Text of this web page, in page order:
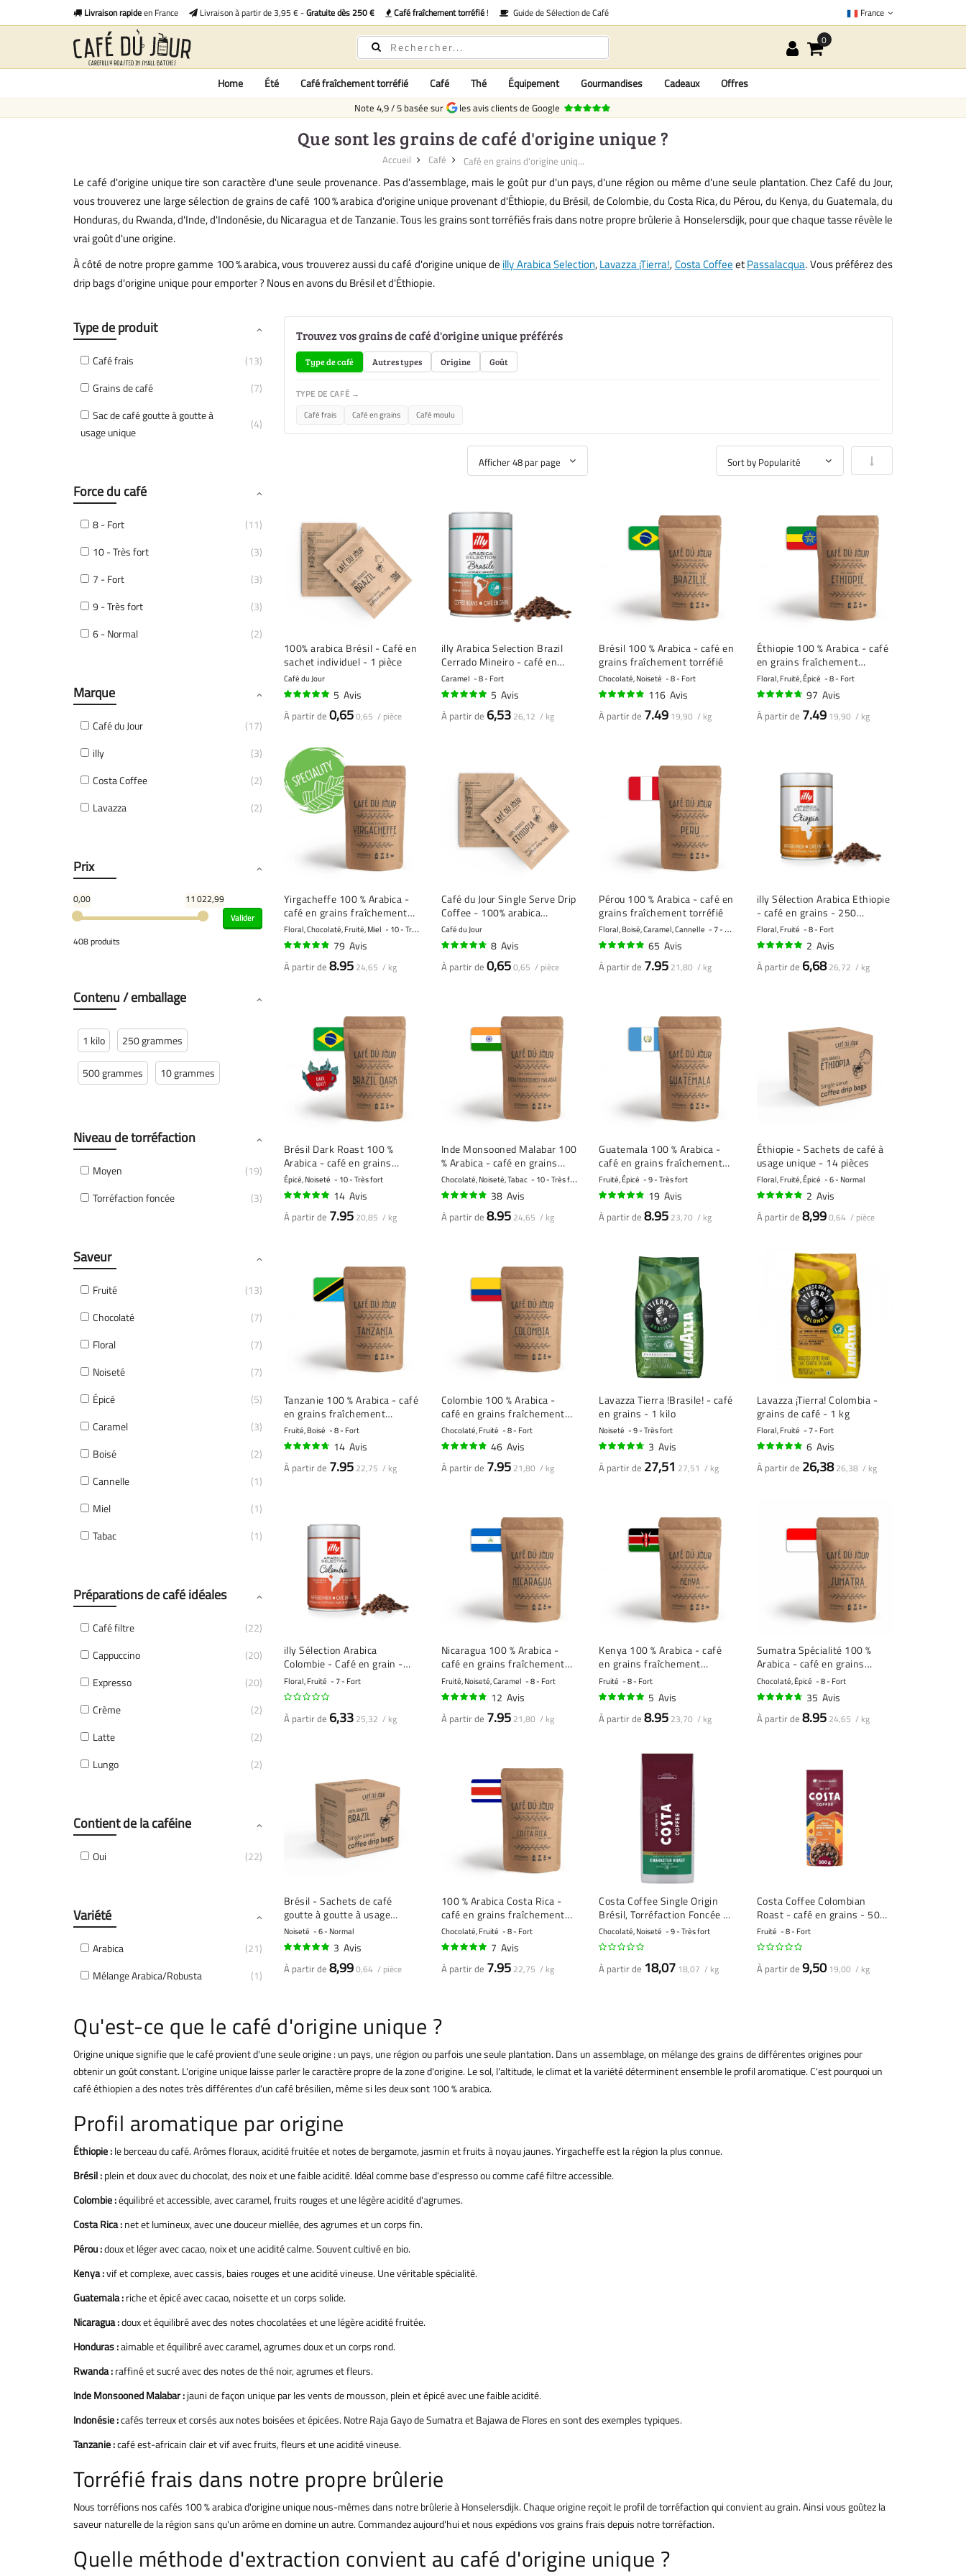
Livraison rapideen France Livraison à partir de 3,95 € -Gratuite dès 250 € Café fraîchement torréfié ! Guide de Sélection de Café France
Home Été Café fraîchement torréfié Café Thé Équipement Gourmandises Cadeaux Offres
Note 4,9/5 basée sur les avis clients de Google
Que sont les grains de café d'origine unique ?
Accueil Café Café en grains d'origine uniq...
Le café d'origine unique tire son caractère d'une seule provenance. Pas d'assemblage, mais le goût pur d'un pays, d'une région ou même d'une seule plantation. Chez Café du Jour,
vous trouverez une large sélection de grains de café 100 % arabica d'origine unique provenant d'Éthiopie, du Brésil, de Colombie, du Costa Rica, du Pérou, du Kenya, du Guatemala, du
Honduras, du Rwanda, d'Inde, d'Indonésie, du Nicaragua et de Tanzanie. Tous les grains sont torréfiés frais dans notre propre brûlerie à Honselersdijk, pour que chaque tasse révèle le
vrai goût d'une origine.
À côté de notre propre gamme 100 % arabica, vous trouverez aussi du café d'origine unique de illy Arabica Selection,Lavazza ¡Tierra!,Costa CoffeeetPassalacqua. Vous préférez des
drip bags d'origine unique pour emporter ? Nous en avons du Brésil et d'Éthiopie.
Trouvez vos grains de café d'origine unique préférés
Type de café Autres types Origine Goût
TYPE DE CAFÉ →
Café frais
Café en grains Café moulu
Par ordre croissant
100% arabica Brésil - Café en
sachet individuel - 1 pièce
Café du Jour
5 Avis
À partir de 0,650,65 / pièce
illy Arabica Selection Brazil
Cerrado Mineiro - café en
grains - 250 grammes
Caramel 8 - Fort
5 Avis
À partir de 6,53 26,12 / kg
Brésil 100 % Arabica - café en
grains fraîchement torréfié
Chocolaté, Noiseté 8 - Fort
116Avis
À partir de 7.49 19,90 / kg
Éthiopie 100 % Arabica - café
en grains fraîchement
torréfié
Floral, Fruité, Épicé 8 - Fort
97 Avis
À partir de 7.49 19,90 / kg
Yirgacheffe 100 % Arabica -
café en grains fraîchement
torréfié
Floral, Chocolaté, Fruité, Miel 10 - Très fort
79 Avis
À partir de 8.95 24,65 / kg
Café du Jour Single Serve Drip
Coffee - 100% arabica
ETHIOPIA - café filtre à
emporter !
Café du Jour
8 Avis
À partir de 0,650,65 / pièce
Pérou 100 % Arabica - café en
grains fraîchement torréfié
Floral, Boisé, Caramel, Cannelle 7 - Fort
65Avis
À partir de 7.95 21,80 / kg
illy Sélection Arabica Ethiopie
- café en grains - 250
grammes
Floral, Fruité 8 - Fort
2 Avis
À partir de 6,68 26,72 / kg
Brésil Dark Roast 100 %
Arabica - café en grains
fraîchement torréfié
Épicé, Noiseté 10 - Très fort
14 Avis
À partir de 7.95 20,85 / kg
Inde Monsooned Malabar 100
% Arabica - café en grains
fraîchement torréfié
Chocolaté, Noiseté, Tabac 10 - Très fort
38 Avis
À partir de 8.95 24,65 / kg
Guatemala 100 % Arabica -
café en grains fraîchement
torréfié
Fruité, Épicé 9 - Très fort
19Avis
À partir de 8.95 23,70 / kg
Éthiopie - Sachets de café à
usage unique - 14 pièces
Floral, Fruité, Épicé 6 - Normal
2 Avis
À partir de 8,990,64 / pièce
Tanzanie 100 % Arabica - café
en grains fraîchement
torréfié
Fruité, Boisé 8 - Fort
14 Avis
À partir de 7.95 22,75 / kg
Colombie 100 % Arabica -
café en grains fraîchement
torréfié
Chocolaté, Fruité 8 - Fort
46 Avis
À partir de 7.95 21,80 / kg
Lavazza Tierra !Brasile! - café
en grains - 1 kilo
Noiseté 9 - Très fort
3Avis
À partir de 27,51 27,51 / kg
Lavazza ¡Tierra! Colombia -
grains de café - 1 kg
Floral, Fruité 7 - Fort
6 Avis
À partir de 26,38 26,38 / kg
illy Sélection Arabica
Colombie - Café en grain -
250 grammes
Floral, Fruité 7 - Fort
À partir de 6,33 25,32 / kg
Nicaragua 100 % Arabica -
café en grains fraîchement
torréfié
Fruité, Noiseté, Caramel 8 - Fort
12 Avis
À partir de 7.95 21,80 / kg
Kenya 100 % Arabica - café
en grains fraîchement
torréfié
Fruité 8 - Fort
5Avis
À partir de 8.95 23,70 / kg
Sumatra Spécialité 100 %
Arabica - café en grains
fraîchement torréfié
Chocolaté, Épicé 8 - Fort
35 Avis
À partir de 8.95 24,65 / kg
Brésil - Sachets de café
goutte à goutte à usage
unique - 14 pièces
Noiseté 6 - Normal
3 Avis
À partir de 8,990,64 / pièce
100 % Arabica Costa Rica -
café en grains fraîchement
torréfié
Chocolaté, Fruité 8 - Fort
7 Avis
À partir de 7.95 22,75 / kg
Costa Coffee Single Origin
Brésil, Torréfaction Foncée -
Café en grains - 1 kilo
Chocolaté, Noiseté 9 - Très fort
À partir de 18,07 18,07 / kg
Costa Coffee Colombian
Roast - café en grains - 500
grammes
Fruité 8 - Fort
À partir de 9,50 19,00 / kg
Type de produit
Café frais
13
Grains de café
7
Sac de café goutte à goutte à
usage unique
4
Force du café
8 - Fort
11
10 - Très fort
3
7 - Fort
3
9 - Très fort
3
6 - Normal
2
Marque
Café du Jour
17
illy
3
Costa Coffee
2
Lavazza
2
Prix
0,00 11 022,99
Valider
408 produits
Contenu / emballage
1 kilo 250 grammes
500 grammes 10 grammes
Niveau de torréfaction
Moyen
19
Torréfaction foncée
3
Saveur
Fruité
13
Chocolaté
7
Floral
7
Noiseté
7
Épicé
5
Caramel
3
Boisé
2
Cannelle
1
Miel
1
Tabac
1
Préparations de café idéales
Café filtre
22
Cappuccino
20
Expresso
20
Crème
2
Latte
2
Lungo
2
Contient de la caféine
Oui 22
Variété
Arabica
21
Mélange Arabica/Robusta
1
Qu'est-ce que le café d'origine unique ?
Origine unique signifie que le café provient d'une seule origine : un pays, une région ou parfois une seule plantation. Dans un assemblage, on mélange des grains de différentes origines pour
obtenir un goût constant. L'origine unique laisse parler le caractère propre de la zone d'origine. Le sol, l'altitude, le climat et la variété déterminent ensemble le profil aromatique. C'est pourquoi un
café éthiopien a des notes très différentes d'un café brésilien, même si les deux sont 100 % arabica.
Profil aromatique par origine
Éthiopie :le berceau du café. Arômes floraux, acidité fruitée et notes de bergamote, jasmin et fruits à noyau jaunes. Yirgacheffe est la région la plus connue.
Brésil :plein et doux avec du chocolat, des noix et une faible acidité. Idéal comme base d'espresso ou comme café filtre accessible.
Colombie :équilibré et accessible, avec caramel, fruits rouges et une légère acidité d'agrumes.
Costa Rica :net et lumineux, avec une douceur miellée, des agrumes et un corps fin.
Pérou :doux et léger avec cacao, noix et une acidité calme. Souvent cultivé en bio.
Kenya :vif et complexe, avec cassis, baies rouges et une acidité vineuse. Une véritable spécialité.
Guatemala :riche et épicé avec cacao, noisette et un corps solide.
Nicaragua :doux et équilibré avec des notes chocolatées et une légère acidité fruitée.
Honduras :aimable et équilibré avec caramel, agrumes doux et un corps rond.
Rwanda :raffiné et sucré avec des notes de thé noir, agrumes et fleurs.
Inde Monsooned Malabar :jauni de façon unique par les vents de mousson, plein et épicé avec une faible acidité.
Indonésie :cafés terreux et corsés aux notes boisées et épicées. Notre Raja Gayo de Sumatra et Bajawa de Flores en sont des exemples typiques.
Tanzanie :café est-africain clair et vif avec fruits, fleurs et une acidité vineuse.
Torréfié frais dans notre propre brûlerie
Nous torréfions nos cafés 100 % arabica d'origine unique nous-mêmes dans notre brûlerie à Honselersdijk. Chaque origine reçoit le profil de torréfaction qui convient au grain. Ainsi vous goûtez la
saveur naturelle de la région sans qu'un arôme en domine un autre. Commandez aujourd'hui et nous expédions vos grains frais depuis notre torréfaction.
Quelle méthode d'extraction convient au café d'origine unique ?